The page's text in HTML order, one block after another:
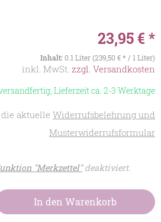
23,95 € *
Inhalt:0.1 Liter (239,50 € * / 1 Liter)
inkl. MwSt. zzgl. Versandkosten
Lieferzeit ca. 2-3 Werktage
aktuelle Widerrufsbelehrung und
Musterwiderrufsformular
"Merkzettel"deaktiviert.
In den Warenkorb